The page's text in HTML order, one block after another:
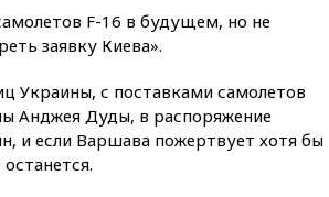
вчера, 21:26
РФ по гимнастике получили
официальный отказ в визах от
опубликовал 16 новых видео с
НЛО
F-16 в будущем, но не
заявку Киева».
Украины, с поставками самолетов
Анджея Дуды, в распоряжение
и если Варшава пожертвует хотя бы